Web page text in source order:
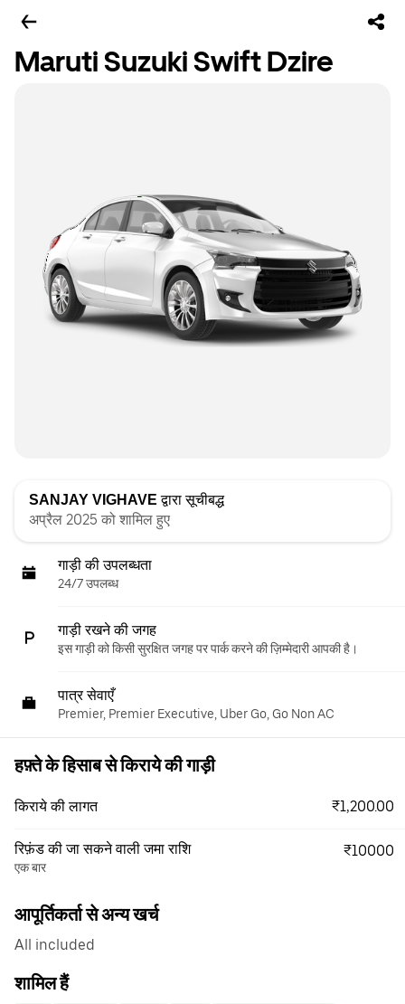
Maruti Suzuki Swift Dzire
SANJAY VIGHAVE द्वारा सूचीबद्ध
अप्रैल 2025 को शामिल हुए
गाड़ी की उपलब्धता
24/7 उपलब्ध
गाड़ी रखने की जगह
इस गाड़ी को किसी सुरक्षित जगह पर पार्क करने की ज़िम्मेदारी आपकी है।
पात्र सेवाएँ
Premier, Premier Executive, Uber Go, Go Non AC
हफ़्ते के हिसाब से किराये की गाड़ी
किराये की लागत ₹1,200.00
रिफ़ंड की जा सकने वाली जमा राशि
एक बार
₹10000
आपूर्तिकर्ता से अन्य खर्च
All included
शामिल हैं